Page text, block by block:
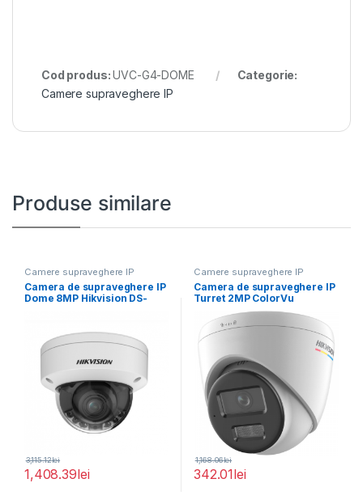
Cod produs:UVC-G4-DOME
Categorie:
Camere supraveghere IP
Produse similare
Camere supraveghere IP
Camera de supraveghere IP
Dome 8MP Hikvision DS-
1,408.39lei
3,115.12lei
Camere supraveghere IP
Camera de supraveghere IP
Turret 2MP ColorVu
Hikvision DS-2CD1327G2H-
LIU(2.8MM),
342.01lei
1,168.06lei